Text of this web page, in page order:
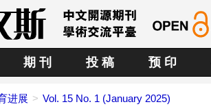
期 刊 投 稿 预 印
进展 Vol. 15 No. 1 (January 2025)